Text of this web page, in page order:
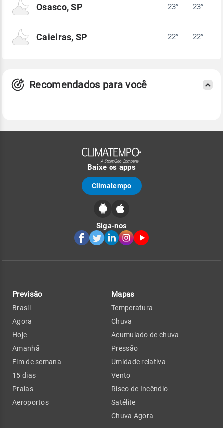
Osasco, SP 23° 23°
Caieiras, SP 22° 22°
Recomendados para você
Baixe os apps
Climatempo
Siga-nos
Previsão
Brasil
Agora
Hoje
Amanhã
Fim de semana
15 dias
Praias
Aeroportos
Mapas
Temperatura
Chuva
Acumulado de chuva
Pressão
Umidade relativa
Vento
Risco de Incêndio
Satélite
Chuva Agora